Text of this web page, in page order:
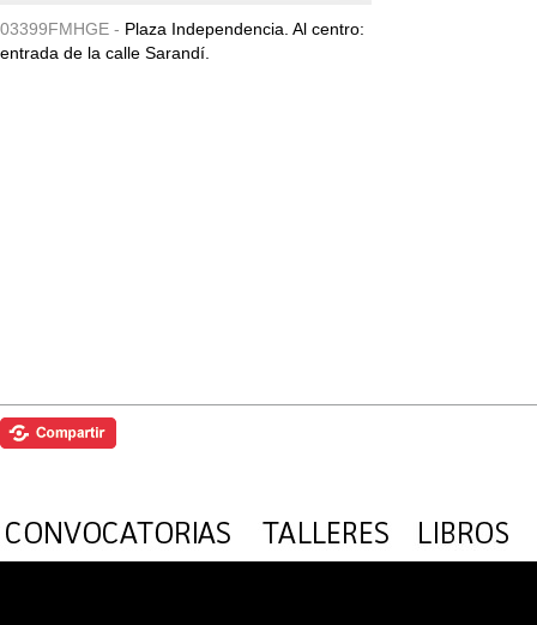
03399FMHGE - Plaza Independencia. Al centro:
entrada de la calle Sarandí.